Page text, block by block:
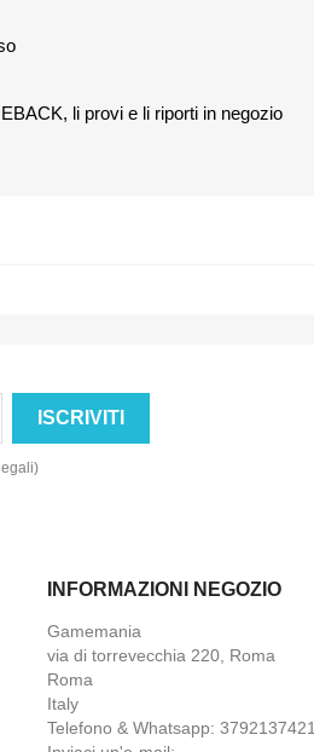
li provi e li riporti in negozio
INFORMAZIONI NEGOZIO
Gamemania
via di torrevecchia 220, Roma
Roma
Italy
Telefono & Whatsapp: 3792137421